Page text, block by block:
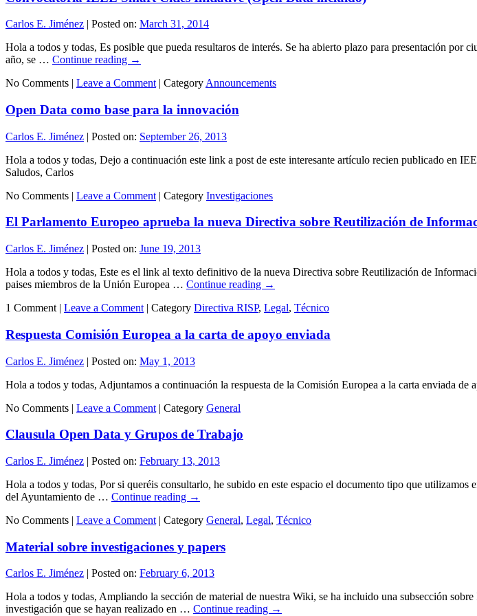
Carlos E. Jiménez | Posted on: March 31, 2014
Hola a todos y todas, Es posible que pueda resultaros de interés. Se ha abierto plazo para presentación
año, se … Continue reading →
No Comments | Leave a Comment | Category Announcements
Open Data como base para la innovación
Carlos E. Jiménez | Posted on: September 26, 2013
Hola a todos y todas, Dejo a continuación este link a post de este interesante artículo recien publicado en
Saludos, Carlos
No Comments | Leave a Comment | Category Investigaciones
El Parlamento Europeo aprueba la nueva Directiva sobre Reutilización de
Carlos E. Jiménez | Posted on: June 19, 2013
Hola a todos y todas, Este es el link al texto definitivo de la nueva Directiva sobre Reutilización de
paises miembros de la Unión Europea … Continue reading →
1 Comment | Leave a Comment | Category Directiva RISP, Legal, Técnico
Respuesta Comisión Europea a la carta de apoyo enviada
Carlos E. Jiménez | Posted on: May 1, 2013
Hola a todos y todas, Adjuntamos a continuación la respuesta de la Comisión Europea a la carta enviada
No Comments | Leave a Comment | Category General
Clausula Open Data y Grupos de Trabajo
Carlos E. Jiménez | Posted on: February 13, 2013
Hola a todos y todas, Por si queréis consultarlo, he subido en este espacio el documento tipo que
del Ayuntamiento de … Continue reading →
No Comments | Leave a Comment | Category General, Legal, Técnico
Material sobre investigaciones y papers
Carlos E. Jiménez Posted on: February 6, 2013
Hola a todos y todas, Ampliando la sección de material de nuestra Wiki, se ha incluido una subsección
investigación que se hayan realizado en … Continue reading →